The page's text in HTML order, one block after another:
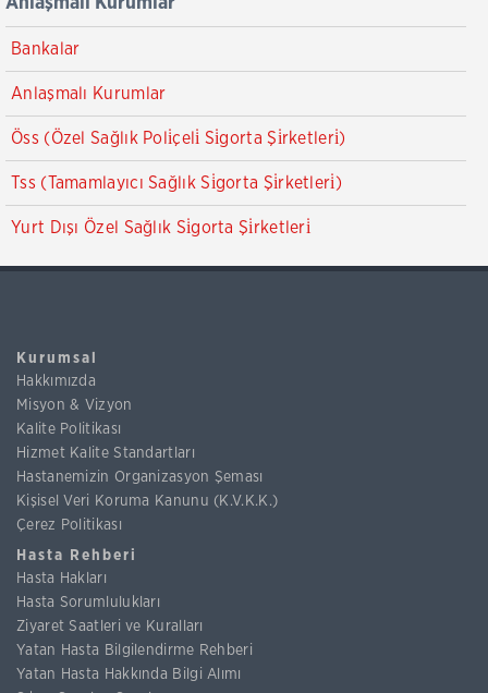
Bankalar
Anlaşmalı Kurumlar
Öss (Özel Sağlık Poli̇çeli̇ Si̇gorta Şi̇rketleri̇)
Tss (Tamamlayıcı Sağlık Si̇gorta Şi̇rketleri̇)
Yurt Dışı Özel Sağlık Si̇gorta Şi̇rketleri̇
Kurumsal
Hakkımızda
Misyon & Vizyon
Kalite Politikası
Hizmet Kalite Standartları
Hastanemizin Organizasyon Şeması
Kişisel Veri Koruma Kanunu (K.V.K.K.)
Çerez Politikası
Hasta Rehberi
Hasta Hakları
Hasta Sorumlulukları
Ziyaret Saatleri ve Kuralları
Yatan Hasta Bilgilendirme Rehberi
Yatan Hasta Hakkında Bilgi Alımı